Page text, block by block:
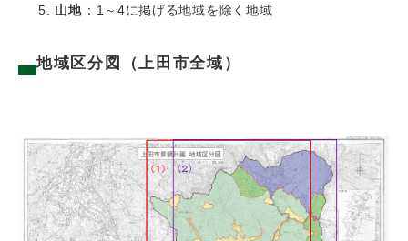
山地 ：1～4に掲げる地域を除く地域
地域区分図（上田市全域）